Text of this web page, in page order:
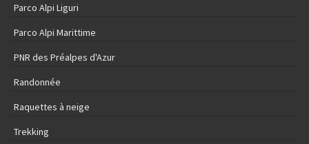
Parco Alpi Liguri
Parco Alpi Marittime
PNR des Préalpes d'Azur
Randonnée
Raquettes à neige
Trekking